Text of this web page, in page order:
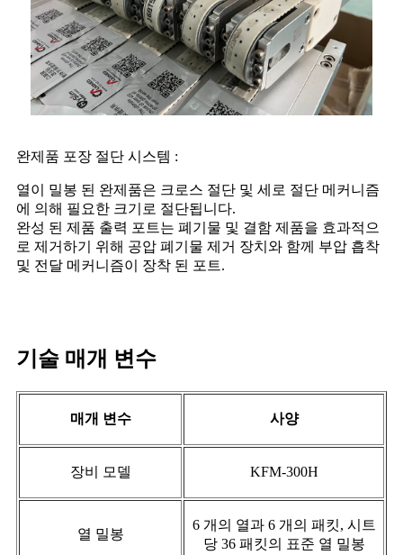
완제품 포장 절단 시스템 :
열이 밀봉 된 완제품은 크로스 절단 및 세로 절단 메커니즘
에 의해 필요한 크기로 절단됩니다.
완성 된 제품 출력 포트는 폐기물 및 결함 제품을 효과적으
로 제거하기 위해 공압 폐기물 제거 장치와 함께 부압 흡착
및 전달 메커니즘이 장착 된 포트.
기술 매개 변수
매개 변수 사양
장비 모델 KFM-300H
열 밀봉
6 개의 열과 6 개의 패킷, 시트
당 36 패킷의 표준 열 밀봉